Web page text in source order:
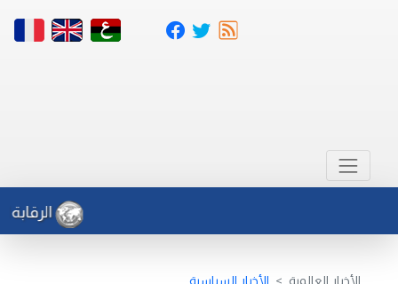
الرقابة
الأخبار العالمية الأخبار السياسية